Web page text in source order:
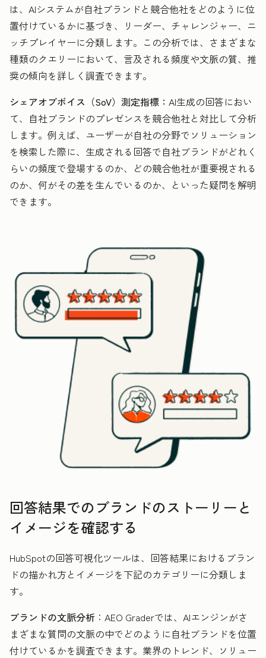
は、AIシステムが自社ブランドと競合他社をどのように位
置付けているかに基づき、リーダー、チャレンジャー、ニ
ッチプレイヤーに分類します。この分析では、さまざまな
種類のクエリーにおいて、言及される頻度や文脈の質、推
奨の傾向を詳しく調査できます。
シェアオブボイス（SoV）測定指標： AI生成の回答におい
て、自社ブランドのプレゼンスを競合他社と対比して分析
します。例えば、ユーザーが自社の分野でソリューション
を検索した際に、生成される回答で自社ブランドがどれく
らいの頻度で登場するのか、どの競合他社が重要視される
のか、何がその差を生んでいるのか、といった疑問を解明
できます。
回答結果でのブランドのストーリーと
イメージを確認する
HubSpotの回答可視化ツールは、回答結果におけるブラン
ドの描かれ方とイメージを下記のカテゴリーに分類しま
す。
ブランドの文脈分析 ：AEO Graderでは、AIエンジンがさ
まざまな質問の文脈の中でどのように自社ブランドを位置
付けているかを調査できます。業界のトレンド、ソリュー